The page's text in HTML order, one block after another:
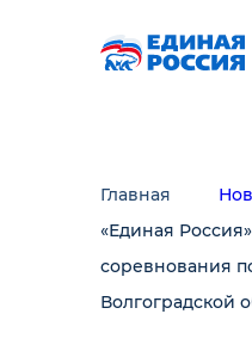
Главная
«Единая
соревнования
Волгоградской